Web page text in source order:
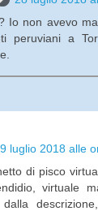
Io non avevo
peruviani a
luglio 2018 alle
di pisco
virtuale